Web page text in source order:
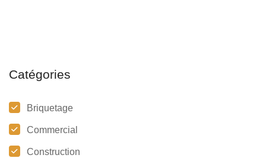
Catégories
Briquetage
Commercial
Construction